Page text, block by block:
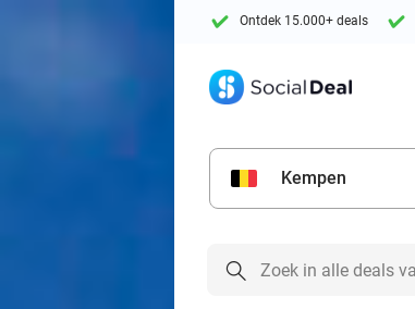
Ontdek 15.000+ deals
Kempen